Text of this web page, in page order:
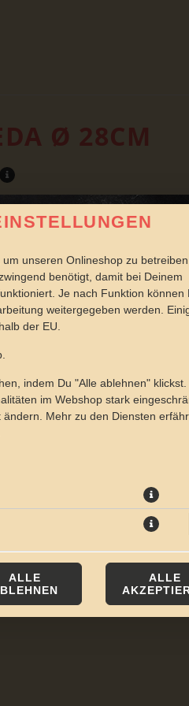
Ø 28CM
unseren Onlineshop zu betreiben.
benötigt, damit bei Deinem
Je nach Funktion können
weitergegeben werden.
der EU.
indem Du "Alle ablehnen" klickst.
im Webshop stark
Mehr zu den Diensten
ALLE
ALLE